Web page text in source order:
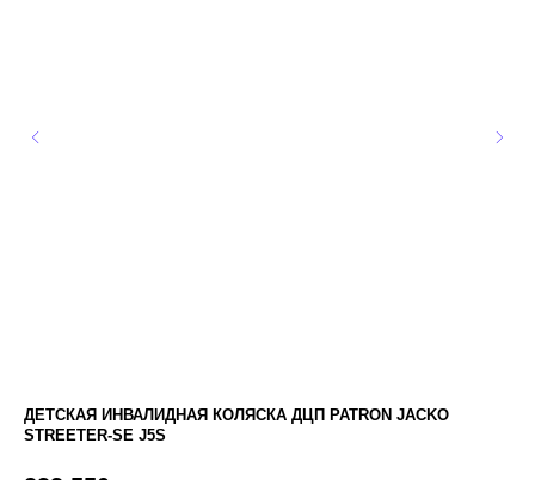
ДЕТСКАЯ ИНВАЛИДНАЯ КОЛЯСКА ДЦП PATRON JACKO
STREETER-SE J5S